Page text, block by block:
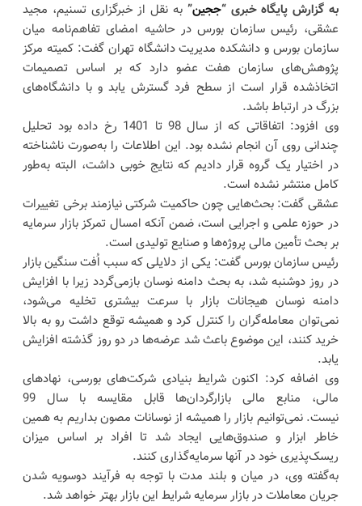
به گزارش پایگاه خبری “ججین” به نقل از خبرگزاری تسنیم، مجید
عشقی، رئیس سازمان بورس در حاشیه امضای تفاهم‌نامه میان
سازمان بورس و دانشکده مدیریت دانشگاه تهران گفت: کمیته مرکز
پژوهش‌های سازمان هفت عضو دارد که بر اساس تصمیمات
اتخاذشده قرار است از سطح فرد گسترش یابد و با دانشگاه‌های
بزرگ در ارتباط باشد.
وی افزود: اتفاقاتی که از سال 98 تا 1401 رخ داده بود تحلیل
چندانی روی آن انجام نشده بود. این اطلاعات را به‌صورت ناشناخته
در اختیار یک گروه قرار دادیم که نتایج خوبی داشت، البته به‌طور
کامل منتشر نشده است.
عشقی گفت: بحث‌هایی چون حاکمیت شرکتی نیازمند برخی تغییرات
در حوزه علمی و اجرایی است، ضمن آنکه امسال تمرکز بازار سرمایه
بر بحث تأمین مالی پروژه‌ها و صنایع تولیدی است.
رئیس سازمان بورس گفت: یکی از دلایلی که سبب اُفت سنگین بازار
در روز دوشنبه شد، به بحث دامنه نوسان بازمی‌گردد زیرا با افزایش
دامنه نوسان هیجانات بازار با سرعت بیشتری تخلیه می‌شود،
نمی‌توان معامله‌گران را کنترل کرد و همیشه توقع داشت رو به بالا
خرید کنند، این موضوع باعث شد عرضه‌ها در دو روز گذشته افزایش
یابد.
وی اضافه کرد: اکنون شرایط بنیادی شرکت‌های بورسی، نهادهای
مالی، منابع مالی بازارگردان‌ها قابل مقایسه با سال 99
نیست. نمی‌توانیم بازار را همیشه از نوسانات مصون بداریم به همین
خاطر ابزار و صندوق‌هایی ایجاد شد تا افراد بر اساس میزان
ریسک‌پذیری خود در آنها سرمایه‌گذاری کنند.
به‌گفته وی، در میان و بلند مدت با توجه به فرآیند دوسویه شدن
جریان معاملات در بازار سرمایه شرایط این بازار بهتر خواهد شد.